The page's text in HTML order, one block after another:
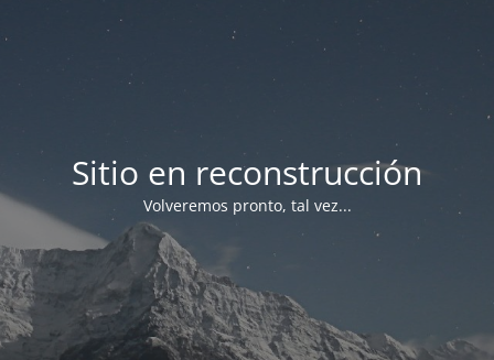
Sitio en reconstrucción
Volveremos pronto, tal vez...